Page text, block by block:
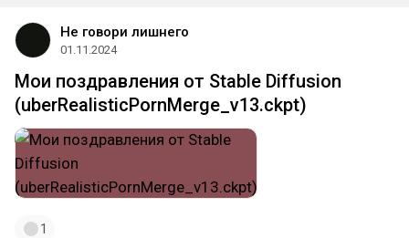
Не говори лишнего
01.11.2024
Мои поздравления от Stable Diffusion
(uberRealisticPornMerge_v13.ckpt)
1